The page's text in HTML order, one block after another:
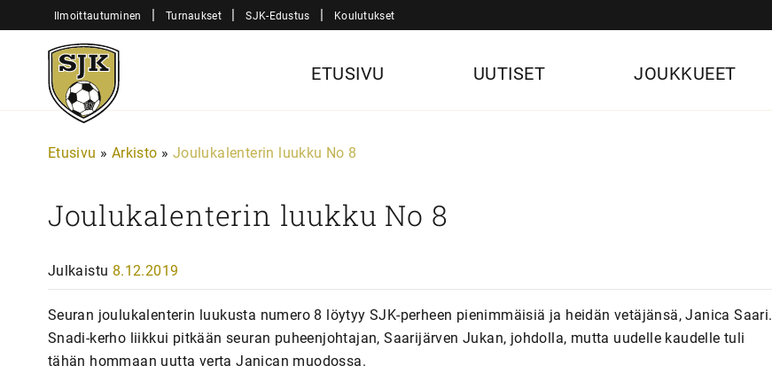
sisältöön
Ilmoittautuminen | Turnaukset | SJK-Edustus | Koulutukset
Sjk-
Juniorit
ETUSIVU UUTISET JOUKKUEET
Etusivu » Arkisto » Joulukalenterin luukku No 8
Joulukalenterin luukku No 8
Julkaistu 8.12.2019
Seuran joulukalenterin luukusta numero 8 löytyy SJK-perheen pienimmäisiä ja heidän vetäjänsä, Janica Saari.
Snadi-kerho liikkui pitkään seuran puheenjohtajan, Saarijärven Jukan, johdolla, mutta uudelle kaudelle tuli
tähän hommaan uutta verta Janican muodossa.